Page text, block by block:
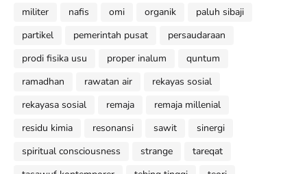
militer
nafis omi organik
paluh sibaji
partikel
pemerintah pusat
persaudaraan
prodi fisika usu
proper inalum
quntum
ramadhan
rawatan air
rekayas sosial
rekayasa sosial
remaja
remaja millenial
residu kimia
resonansi sawit
sinergi
spiritual consciousness
strange
tareqat